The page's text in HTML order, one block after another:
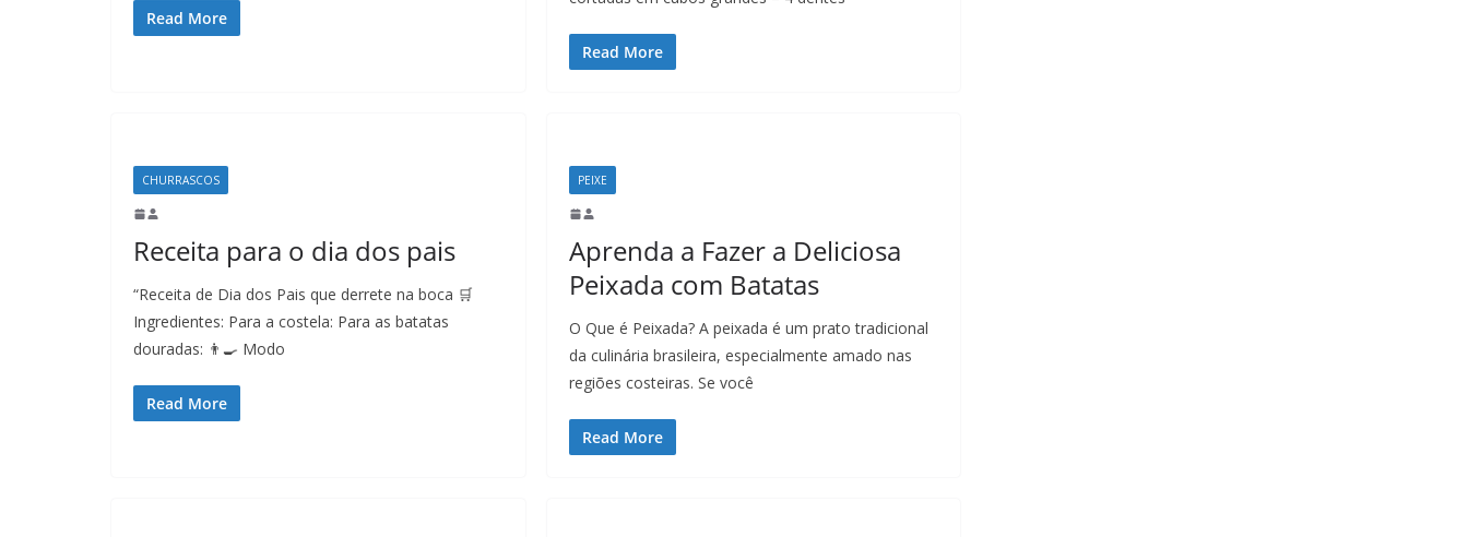
Read More
Read More
CHURRASCOS
Receita para o dia dos pais
“Receita de Dia dos Pais que derrete na boca 🛒
Ingredientes: Para a costela: Para as batatas
douradas: 👨‍🍳 Modo
Read More
PEIXE
Aprenda a Fazer a Deliciosa
Peixada com Batatas
O Que é Peixada? A peixada é um prato tradicional
da culinária brasileira, especialmente amado nas
regiões costeiras. Se você
Read More